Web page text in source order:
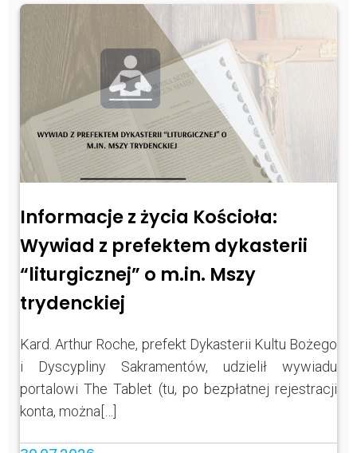
Informacje z życia Kościoła:
Wywiad z prefektem dykasterii
“liturgicznej” o m.in. Mszy
trydenckiej
Kard. Arthur Roche, prefekt Dykasterii Kultu Bożego
i Dyscypliny Sakramentów, udzielił wywiadu
portalowi The Tablet (tu, po bezpłatnej rejestracji
konta, można[…]